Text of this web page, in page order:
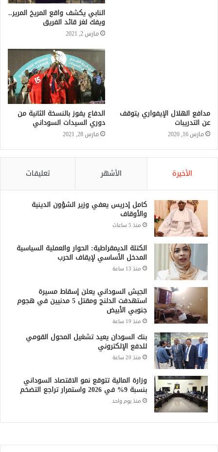
النابي يكشف واقع المريخ المرير..
ويفك لغز قائد الفريق
مارس 2, 2021
الدفاع يفوز بالنسخة الثانية من
دوري السيدات السوداني
مارس 28, 2021
الأخيرة الأشهر تعليقات
كامل إدريس يعفي وزير الشؤون الدينية
والأوقاف
منذ 5 ساعات
الكتلة الديمقراطية: الحوار والعملية السياسية
المدخل الأساسي لإيقاف الحرب
منذ 13 ساعة
الجيش السوداني يعلن إسقاط مسيرة
استهدفت الدلنج ومقتل 5 مدنيين في هجوم
جنوبي الأبيض
منذ 19 ساعة
بنك السودان يعيد تشغيل المحول القومي
للدفع الإلكتروني
منذ 20 ساعة
وزارة المالية تتوقع نمو الاقتصاد السوداني
بنسبة 9% في 2026 واستمرار تراجع التضخم
منذ يوم واحد